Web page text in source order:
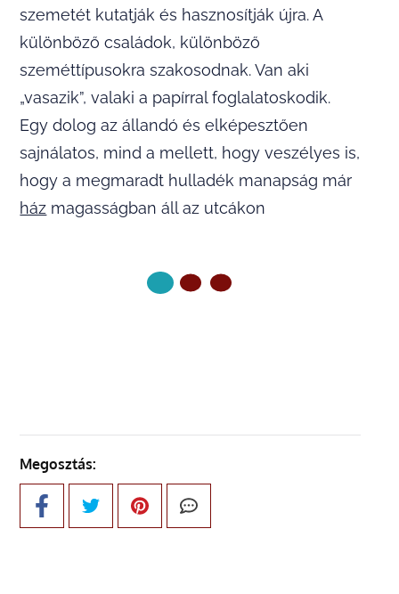
szemetét kutatják és hasznosítják újra. A
különböző családok, különböző
szeméttípusokra szakosodnak. Van aki
„vasazik”, valaki a papírral foglalatoskodik.
Egy dolog az állandó és elképesztően
sajnálatos, mind a mellett, hogy veszélyes is,
hogy a megmaradt hulladék manapság már
ház magasságban áll az utcákon
Megosztás: